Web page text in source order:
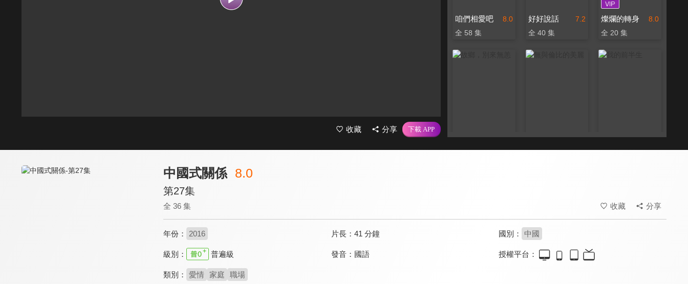
收藏 分享
8.0
咱們相愛吧
全 58 集
7.2
好好說話
全 40 集
8.0
燦爛的轉身
全 20 集
中國式關係 8.0
第27集
全 36 集 收藏 分享
年份： 2016 片長： 41 分鐘 國別： 中國
級別： 普遍級 發音： 國語 授權平台：
類別： 愛情 家庭 職場